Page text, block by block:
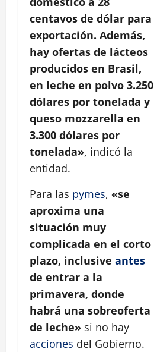
centavos de dólar para
exportación. Además,
hay ofertas de lácteos
producidos en Brasil,
en leche en polvo 3.250
dólares por tonelada y
queso mozzarella en
3.300 dólares por
tonelada», indicó la
entidad.
Para las pymes, «se
aproxima una
situación muy
complicada en el corto
plazo, inclusive antes
de entrar a la
primavera, donde
habrá una sobreoferta
de leche» si no hay
acciones del Gobierno.